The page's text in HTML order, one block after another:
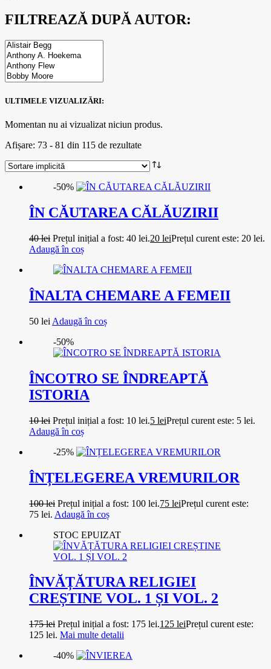
FILTREAZĂ DUPĂ AUTOR:
ULTIMELE VIZUALIZĂRI:
Momentan nu ai vizualizat niciun produs.
Afișare: 73 - 81 din 115 de rezultate
-50%
ÎN CĂUTAREA CĂLĂUZIRII
40lei Prețul inițial a fost: 40 lei.20 leiPrețul curent este: 20 lei.
Adaugă în coș
ÎNALTA CHEMARE A FEMEII
50 lei Adaugă în coș
-50%
ÎNCOTRO SE ÎNDREAPTĂ
ISTORIA
10lei Prețul inițial a fost: 10 lei.5 leiPrețul curent este: 5 lei.
Adaugă în coș
-25%
ÎNȚELEGEREA VREMURILOR
100lei Prețul inițial a fost: 100 lei.75 leiPrețul curent este:
75 lei. Adaugă în coș
STOC EPUIZAT
ÎNVĂȚĂTURA RELIGIEI
CREȘTINE VOL. 1 ȘI VOL. 2
175lei Prețul inițial a fost: 175 lei.125 leiPrețul curent este:
125 lei. Mai multe detalii
-40%